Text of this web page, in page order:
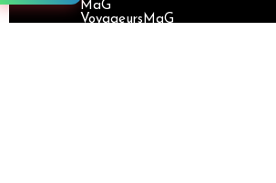
MaG
VoyageursMaG